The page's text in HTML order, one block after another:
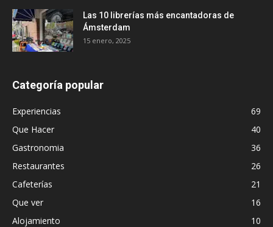
Las 10 librerías más encantadoras de
Ámsterdam
15 enero, 2025
Categoría popular
Experiencias
69
Que Hacer
40
Gastronomia
36
Restaurantes
26
Cafeterías
21
Que ver
16
Alojamiento
10